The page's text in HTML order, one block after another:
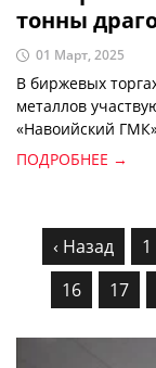
тонны
01 Март, 2025
В биржевых
металлов
«Навоийский
ПОДРОБНЕЕ →
‹ Назад 1
16
17